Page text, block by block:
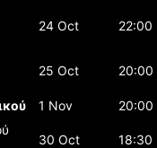
24 Oct 22:00
25 Oct 20:00
1 Nov
20:00
30 Oct 18:30